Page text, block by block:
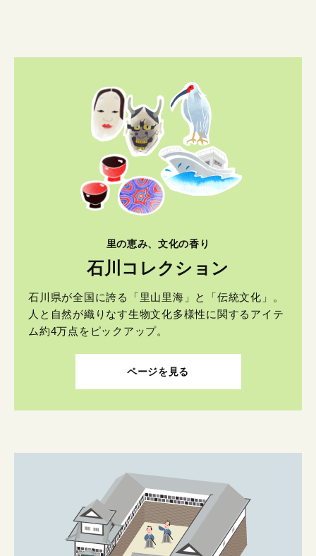
里の恵み、文化の香り
石川コレクション
石川県が全国に誇る「里山里海」と「伝統文化」。
人と自然が織りなす生物文化多様性に関するアイテ
ム約4万点をピックアップ。
ページを見る